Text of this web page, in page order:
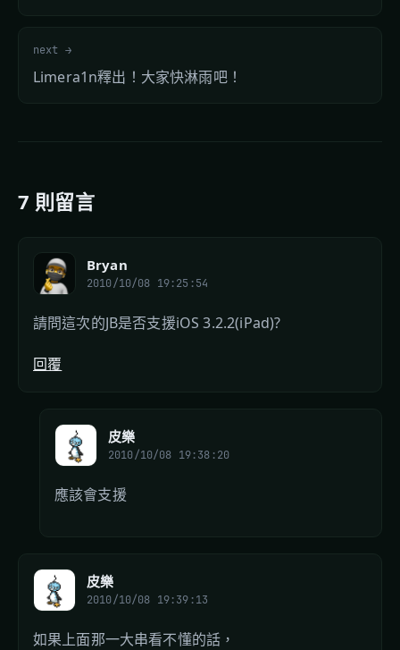
next →
Limera1n釋出！大家快淋雨吧！
7 則留言
Bryan
2010/10/08 19:25:54
請問這次的JB是否支援iOS 3.2.2(iPad)?
回覆
皮樂
2010/10/08 19:38:20
應該會支援
皮樂
2010/10/08 19:39:13
如果上面那一大串看不懂的話，